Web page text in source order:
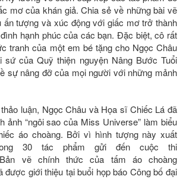
mơ của khán giả. Chia sẻ về những bài vẽ
ấn tượng và xúc động với giấc mơ trở thành
hạnh phúc của các bạn. Đặc biệt, cô rất
tranh của một em bé tặng cho Ngọc Châu
sứ của Quỹ thiện nguyện Nâng Bước Tuổi
sự nâng đỡ của mọi người với những mảnh
luận, Ngọc Châu và Họa sĩ Chiếc Lá đã
ảnh “ngôi sao của Miss Universe” làm biểu
áo choàng. Bởi vì hình tượng này xuất
30 tác phẩm gửi đến cuộc thi
Bản vẽ chính thức của tấm áo choàng
được giới thiệu tại buổi họp báo Công bố đại